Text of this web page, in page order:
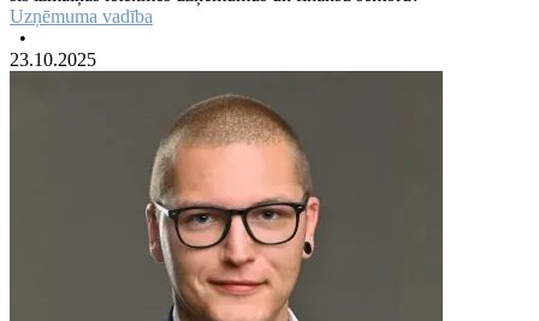
Uzņēmuma vadība
•
23.10.2025